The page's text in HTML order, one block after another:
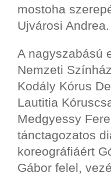
mostoha
Ujvárosi Andrea.
A nagyszabású
Nemzeti
Kodály Kórus
Lautitia
Medgyessy
tánctagozatos
koreográfiáért
Gábor felel,